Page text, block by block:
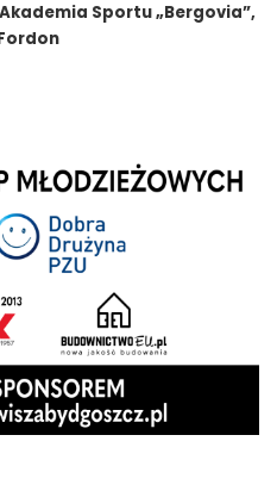
Sportu „Bergovia”,